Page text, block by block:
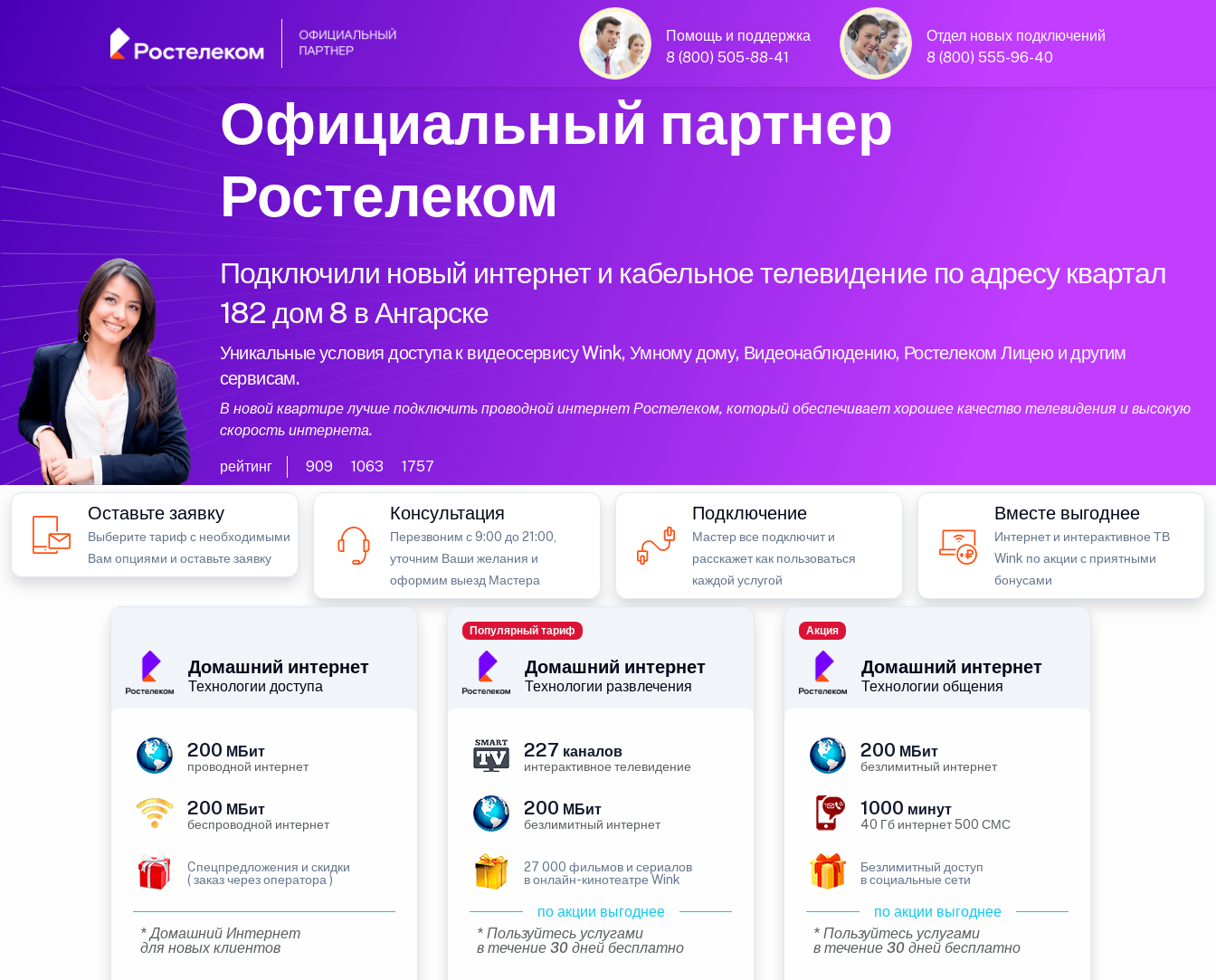
Помощь и поддержка
8 (800) 505-88-41
Отдел новых подключений
8 (800) 555-96-40
Официальный партнер
Ростелеком
Подключили новый интернет и кабельное телевидение по адресу квартал
182 дом 8 в Ангарске
Уникальные условия доступа к видеосервису Wink, Умному дому, Видеонаблюдению, Ростелеком Лицею и другим
сервисам.
В новой квартире лучше подключить проводной интернет Ростелеком, который обеспечивает хорошее качество телевидения и высокую
скорость интернета.
рейтинг 909 1063 1757
Оставьте заявку
Выберите тариф с необходимыми
Вам опциями и оставьте заявку
Консультация
Перезвоним с 9:00 до 21:00,
уточним Ваши желания и
оформим выезд Мастера
Подключение
Мастер все подключит и
расскажет как пользоваться
каждой услугой
Вместе выгоднее
Интернет и интерактивное ТВ
Wink по акции с приятными
бонусами
Домашний интернет
Технологии доступа
200 МБит
проводной интернет
200 МБит
беспроводной интернет
Cпецпредложения и скидки
( заказ через оператора )
* Домашний Интернет
для новых клиентов
Домашний интернет
Технологии развлечения
Популярный тариф
227 каналов
интерактивное телевидение
200 МБит
безлимитный интернет
27 000 фильмов и сериалов
в онлайн-кинотеатре Wink
по акции выгоднее
* Пользуйтесь услугами
в течение 30 дней бесплатно
Домашний интернет
Технологии общения
Акция
200 МБит
безлимитный интернет
1000 минут
40 Гб интернет 500 СМС
Безлимитный доступ
в социальные сети
по акции выгоднее
* Пользуйтесь услугами
в течение 30 дней бесплатно